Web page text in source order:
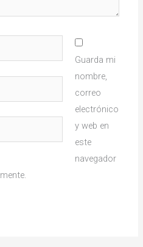
Guarda mi
nombre,
correo
electrónico
y web en
este
navegador